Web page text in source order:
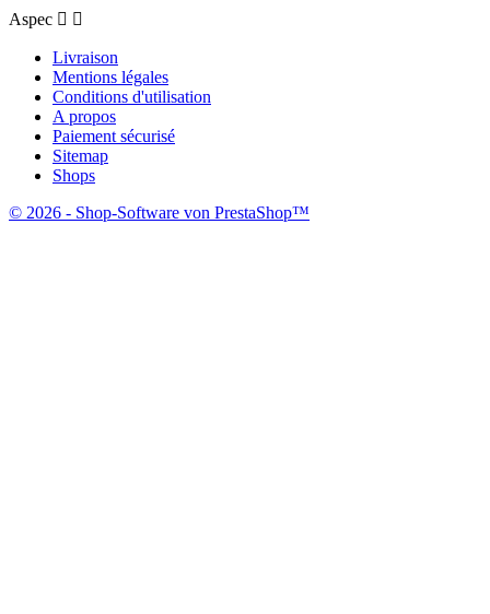
Aspec  
Livraison
Mentions légales
Conditions d'utilisation
A propos
Paiement sécurisé
Sitemap
Shops
© 2026 - Shop-Software von PrestaShop™